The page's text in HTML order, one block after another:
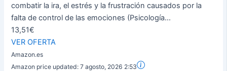
combatir la ira, el estrés y la frustración causados por la
falta de control de las emociones (Psicología...
13,51€
VER OFERTA
Amazon.es
Amazon price updated:7 agosto, 2026 2:53